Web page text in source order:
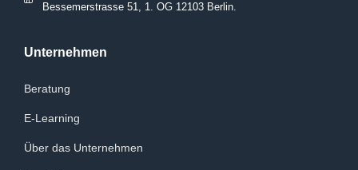
Bessemerstrasse 51, 1. OG 12103 Berlin.
Unternehmen
Beratung
E-Learning
Über das Unternehmen